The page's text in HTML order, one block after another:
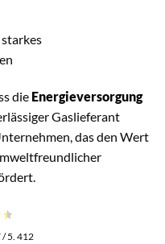
die Energieversorgung
Gaslieferant
das den Wert
/ 5. 412